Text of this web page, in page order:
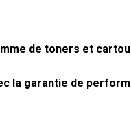
de toners et
la garantie de